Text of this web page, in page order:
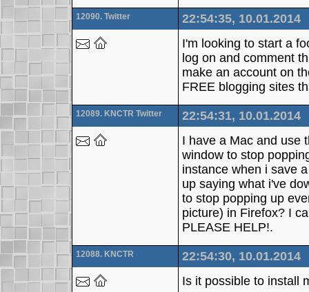
12090. Twitter
22:54:35, 10.01.2014
I'm looking to start a
log on and comment
make an account on
FREE blogging sites
12089. KNCTR Twitter
22:54:31, 10.01.2014
I have a Mac and use
window to stop
instance when i save
up saying what i've
to stop popping up
picture) in Firefox? I
PLEASE HELP!.
12088. KNCTR
22:54:30, 10.01.2014
Is it possible to install